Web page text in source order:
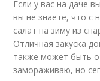
Если у вас на даче
вы не знаете, что с
салат на зиму из
Отличная закуска
также может быть
замораживаю, но